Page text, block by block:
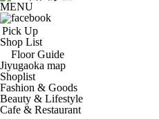
MENU
Pick Up
Shop List
Floor Guide
Jiyugaoka map
Shoplist
Fashion & Goods
Beauty & Lifestyle
Cafe & Restaurant